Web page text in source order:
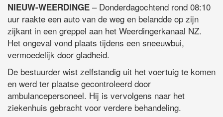
NIEUW-WEERDINGE – Donderdagochtend rond 08:10
uur raakte een auto van de weg en belandde op zijn
zijkant in een greppel aan het Weerdingerkanaal NZ.
Het ongeval vond plaats tijdens een sneeuwbui,
vermoedelijk door gladheid.
De bestuurder wist zelfstandig uit het voertuig te komen
en werd ter plaatse gecontroleerd door
ambulancepersoneel. Hij is vervolgens naar het
ziekenhuis gebracht voor verdere behandeling.